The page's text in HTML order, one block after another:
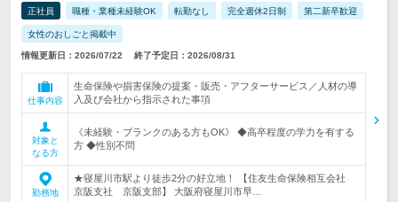
正社員 職種・業種未経験OK 転勤なし 完全週休2日制 第二新卒歓迎
女性のおしごと掲載中
情報更新日：2026/07/22 終了予定日：2026/08/31
仕事内容
生命保険や損害保険の提案・販売・アフターサービス／人材の導
入及び会社から指示された事項
対象と
なる方
《未経験・ブランクのある方もOK》 ◆高卒程度の学力を有する
方 ◆性別不問
勤務地
★寝屋川市駅より徒歩2分の好立地！ 【住友生命保険相互会社
京阪支社 京阪支部】 大阪府寝屋川市早…